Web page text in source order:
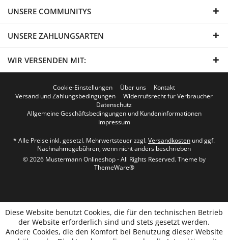
UNSERE COMMUNITYS
UNSERE ZAHLUNGSARTEN
WIR VERSENDEN MIT:
Cookie-Einstellungen Über uns
Kontakt
Versand und Zahlungsbedingungen
Widerrufsrecht für Verbraucher
Datenschutz
Allgemeine Geschäftsbedingungen und Kundeninformationen
Impressum
* Alle Preise inkl. gesetzl. Mehrwertsteuer zzgl.Versandkosten und ggf.
Nachnahmegebühren, wenn nicht anders beschrieben
© 2026 Mustermann Onlineshop - All Rights Reserved. Theme by
ThemeWare®
Diese Website benutzt Cookies, die für den technischen Betrieb
der Website erforderlich sind und stets gesetzt werden.
Andere Cookies, die den Komfort bei Benutzung dieser Website